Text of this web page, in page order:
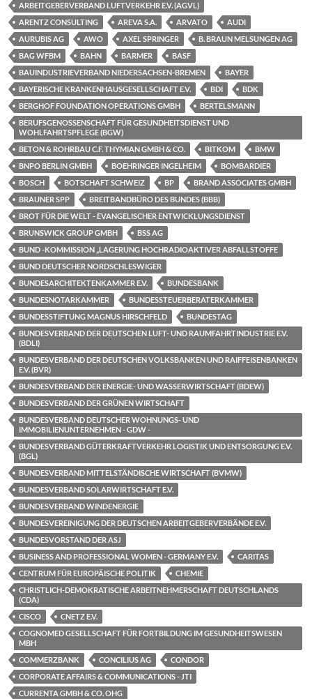
ARBEITGEBERVERBAND LUFTVERKEHR E.V. (AGVL)
ARENTZ CONSULTING
AREVA S.A. ARVATO
AUDI
AURUBIS AG
AWO AXEL SPRINGER
B. BRAUN MELSUNGEN AG
BAG WFBM
BAHN BARMER
BASF
BAUINDUSTRIEVERBAND NIEDERSACHSEN-BREMEN
BAYER
BAYERISCHE KRANKENHAUSGESELLSCHAFT E.V.
BDI
BDK
BERGHOF FOUNDATION OPERATIONS GMBH
BERTELSMANN
BERUFSGENOSSENSCHAFT FÜR GESUNDHEITSDIENST UND
WOHLFAHRTSPFLEGE (BGW)
BETON & ROHRBAU C.F. THYMIAN GMBH & CO.
BITKOM
BMW
BNPO BERLIN GMBH
BOEHRINGER INGELHEIM
BOMBARDIER
BOSCH
BOTSCHAFT SCHWEIZ BP
BRAND ASSOCIATES GMBH
BRAUNER SPP
BREITBANDBÜRO DES BUNDES (BBB)
BROT FÜR DIE WELT - EVANGELISCHER ENTWICKLUNGSDIENST
BRUNSWICK GROUP GMBH
BSS AG
BUND -KOMMISSION „LAGERUNG HOCHRADIOAKTIVER ABFALLSTOFFE
BUND DEUTSCHER NORDSCHLESWIGER
BUNDESARCHITEKTENKAMMER E.V.
BUNDESBANK
BUNDESNOTARKAMMER
BUNDESSTEUERBERATERKAMMER
BUNDESSTIFTUNG MAGNUS HIRSCHFELD
BUNDESTAG
BUNDESVERBAND DER DEUTSCHEN LUFT- UND RAUMFAHRTINDUSTRIE E.V.
(BDLI)
BUNDESVERBAND DER DEUTSCHEN VOLKSBANKEN UND RAIFFEISENBANKEN
E.V. (BVR)
BUNDESVERBAND DER ENERGIE- UND WASSERWIRTSCHAFT (BDEW)
BUNDESVERBAND DER GRÜNEN WIRTSCHAFT
BUNDESVERBAND DEUTSCHER WOHNUNGS- UND
IMMOBILIENUNTERNEHMEN - GDW -
BUNDESVERBAND GÜTERKRAFTVERKEHR LOGISTIK UND ENTSORGUNG E.V.
(BGL)
BUNDESVERBAND MITTELSTÄNDISCHE WIRTSCHAFT (BVMW)
BUNDESVERBAND SOLARWIRTSCHAFT E.V.
BUNDESVERBAND WINDENERGIE
BUNDESVEREINIGUNG DER DEUTSCHEN ARBEITGEBERVERBÄNDE E.V.
BUNDESVORSTAND DER ASJ
BUSINESS AND PROFESSIONAL WOMEN - GERMANY E.V.
CARITAS
CENTRUM FÜR EUROPÄISCHE POLITIK
CHEMIE
CHRISTLICH-DEMOKRATISCHE ARBEITNEHMERSCHAFT DEUTSCHLANDS
(CDA)
CISCO
CNETZ E.V.
COGNOMED GESELLSCHAFT FÜR FORTBILDUNG IM GESUNDHEITSWESEN
MBH
COMMERZBANK
CONCILIUS AG
CONDOR
CORPORATE AFFAIRS & COMMUNICATIONS - JTI
CURRENTA GMBH & CO. OHG